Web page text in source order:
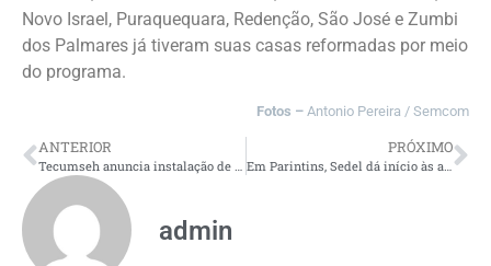
Novo Israel, Puraquequara, Redenção, São José e Zumbi
dos Palmares já tiveram suas casas reformadas por meio
do programa.
Fotos – Antonio Pereira / Semcom
ANTERIOR
Tecumseh anuncia instalação de fábrica em Manaus para 2027
PRÓXIMO
Em Parintins, Sedel dá início às atividades do Pelci para 2025
admin